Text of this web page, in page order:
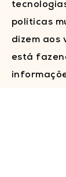
políticas
dizem aos
está